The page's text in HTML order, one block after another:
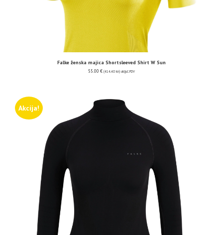
Falke ženska majica Shortsleeved Shirt W Sun
55.00 € (414.40 kn) uključ. PDV
Akcija!